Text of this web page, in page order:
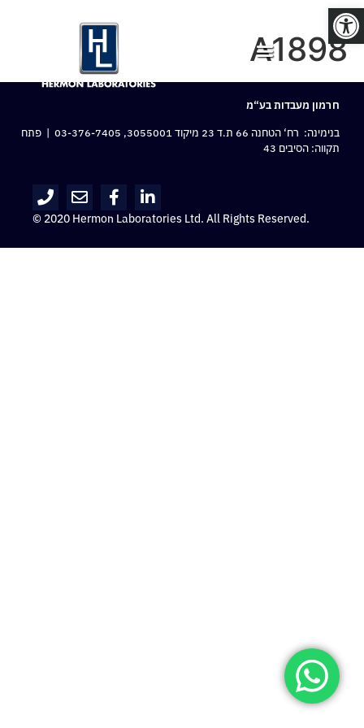
פתח סרגל נגישות
A1898
חרמון מעבדות בע“מ
בנימינה: רח‘ הטחנה 66 ת.ד 23 מיקוד 3055001,
03-376-7405 | פתח
תקווה: הסיבים 43
© 2020 Hermon Laboratories Ltd. All Rights Reserved.